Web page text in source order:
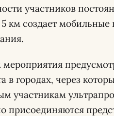
участников
км создает мобильные
в городах, через
участникам
присоединяются